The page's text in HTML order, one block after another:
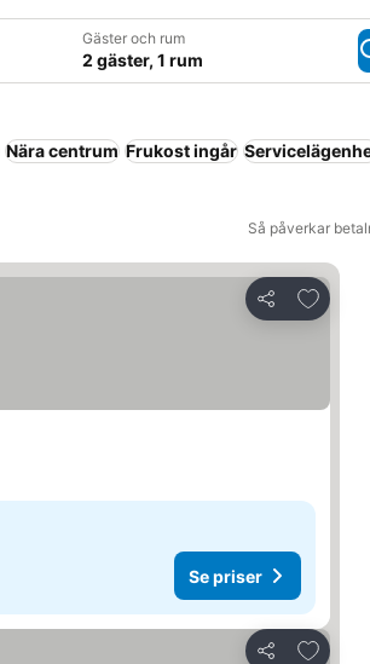
Gäster och rum
2 gäster, 1 rum
Nära centrum Frukost ingår
Så påverkar
Dela
Lägg
Se priser
Lägg